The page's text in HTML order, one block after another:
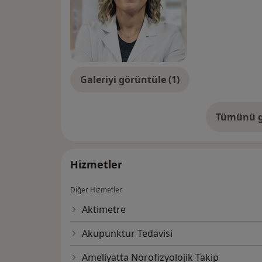
Galeriyi görüntüle (1)
Tümünü
Hizmetler
Diğer Hizmetler
Aktimetre
Akupunktur Tedavisi
Ameliyatta Nörofizyolojik Takip